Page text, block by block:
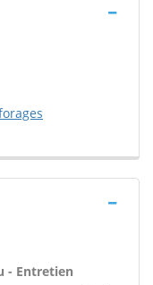
- Entretien